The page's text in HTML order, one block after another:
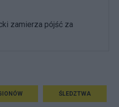
zamierza pójść za
ŚLEDZTWA